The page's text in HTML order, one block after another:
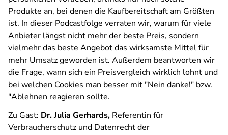
Produkte an, bei denen die Kaufbereitschaft am Größten
ist. In dieser Podcastfolge verraten wir, warum für viele
Anbieter längst nicht mehr der beste Preis, sondern
vielmehr das beste Angebot das wirksamste Mittel für
mehr Umsatz geworden ist. Außerdem beantworten wir
die Frage, wann sich ein Preisvergleich wirklich lohnt und
bei welchen Cookies man besser mit "Nein danke!" bzw.
"Ablehnen reagieren sollte.
Zu Gast: Dr. Julia Gerhards, Referentin für
Verbraucherschutz und Datenrecht der